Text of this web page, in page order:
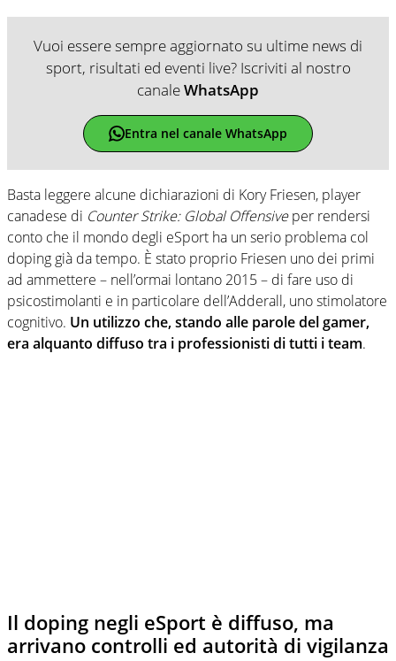
Vuoi essere sempre aggiornato su ultime news di
sport, risultati ed eventi live? Iscriviti al nostro
canaleWhatsApp
Entra nel canale WhatsApp
Basta leggere alcune dichiarazioni di Kory Friesen, player
canadese di Counter Strike: Global Offensiveper rendersi
conto che il mondo degli eSport ha un serio problema col
doping già da tempo. È stato proprio Friesen uno dei primi
ad ammettere – nell’ormai lontano 2015 – di fare uso di
psicostimolanti e in particolare dell’Adderall, uno stimolatore
cognitivo. Un utilizzo che, stando alle parole del gamer,
era alquanto diffuso tra i professionisti di tutti i team.
Il doping negli eSport è diffuso, ma
arrivano controlli ed autorità di vigilanza